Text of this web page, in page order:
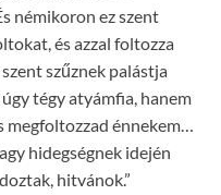
némikoron ez szent
és azzal foltozza
szűznek palástja
tégy atyámfia, hanem
megfoltozzad énnekem…
hidegségnek idején
hitvánok.”